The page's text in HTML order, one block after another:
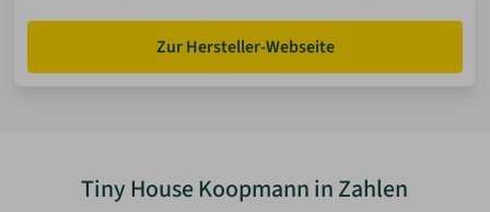
Zur Hersteller-Webseite
Tiny House Koopmann in Zahlen